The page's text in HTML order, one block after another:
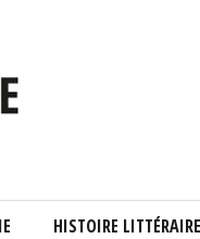
HISTOIRE LITTÉRAIRE